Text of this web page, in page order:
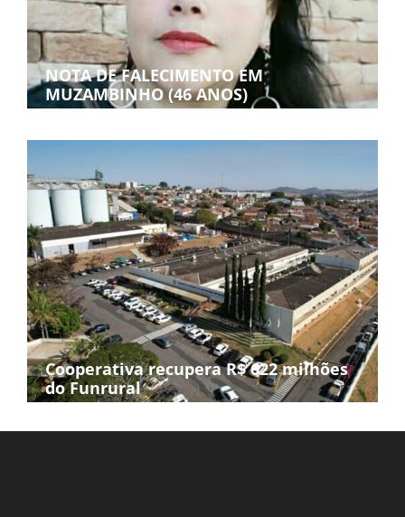
NOTA DE FALECIMENTO EM
MUZAMBINHO (46 ANOS)
Cooperativa recupera R$ 622 milhões
do Funrural